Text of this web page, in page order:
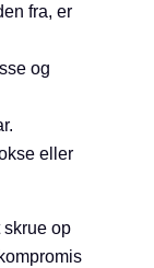
fra, er
og
eller
skrue op